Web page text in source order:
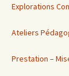
Explorations
Ateliers
Prestation –